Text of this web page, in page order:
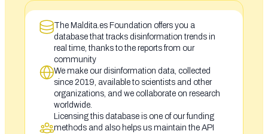
The Maldita.es Foundation offers you a
database that tracks disinformation trends in
real time, thanks to the reports from our
community
We make our disinformation data, collected
since 2019, available to scientists and other
organizations, and we collaborate on research
worldwide.
Licensing this database is one of our funding
methods and also helps us maintain the API